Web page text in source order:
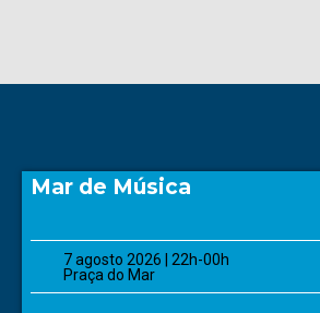
Mar de Música
7 agosto 2026 | 22h-00h
Praça do Mar